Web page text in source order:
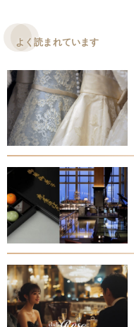
よく読まれています